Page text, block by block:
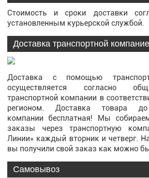
Стоимость и сроки доставки
установленным курьерской службой.
Доставка транспортной
Доставка с помощью
осуществляется согласно
транспортной компании в
регионом. Доставка товара до
компании бесплатная! Мы
заказы через транспортную
Линии» каждый вторник и четверг.
вы получили свой заказ как можно
Самовывоз